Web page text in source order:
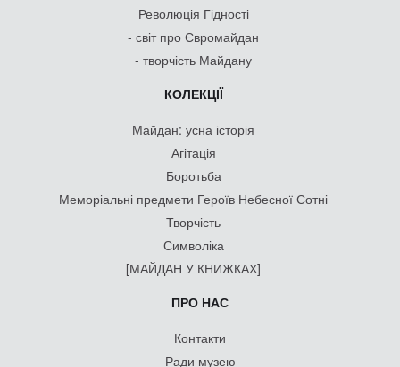
Революція Гідності
- світ про Євромайдан
- творчість Майдану
КОЛЕКЦІЇ
Майдан: усна історія
Агітація
Боротьба
Меморіальні предмети Героїв Небесної Сотні
Творчість
Символіка
[МАЙДАН У КНИЖКАХ]
ПРО НАС
Контакти
Ради музею